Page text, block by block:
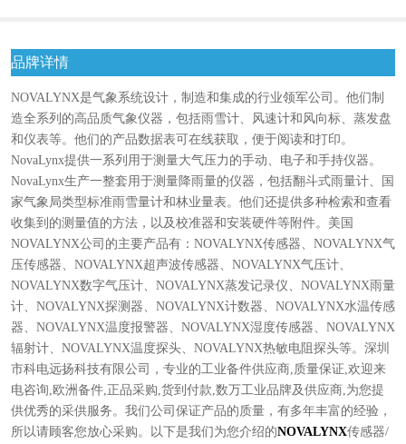
品牌详情
NOVALYNX是气象系统设计，制造和集成的行业领军公司。他们制
造全系列的高品质气象仪器，包括雨雪计、风速计和风向标、蒸发盘
和仪表等。他们的产品数据表可在线获取，便于阅读和打印。
NovaLynx提供一系列用于测量大气压力的手动、电子和手持仪器。
NovaLynx生产一整套用于测量降雨量的仪器，包括翻斗式雨量计、国
家气象局类型标准雨雪量计和林业量表。他们还提供多种检索和查看
收集到的测量值的方法，以及校准器和安装硬件等附件。美国
NOVALYNX公司的主要产品有：NOVALYNX传感器、NOVALYNX气
压传感器、NOVALYNX超声波传感器、NOVALYNX气压计、
NOVALYNX数字气压计、NOVALYNX蒸发记录仪、NOVALYNX雨量
计、NOVALYNX探测器、NOVALYNX计数器、NOVALYNX水温传感
器、NOVALYNX温度报警器、NOVALYNX湿度传感器、NOVALYNX
辐射计、NOVALYNX温度探头、NOVALYNX热敏电阻探头等。深圳
市科电远扬科技有限公司，专业的工业备件供应商,质量保证,欢迎来
电咨询,欧洲备件,正品采购,货到付款,数万工业品牌及供应商,为您提
供优秀的采供服务。我们公司保证产品的质量，有多年丰富的经验，
所以请顾客您放心采购。以下是我们为您介绍的NOVALYNX传感器/